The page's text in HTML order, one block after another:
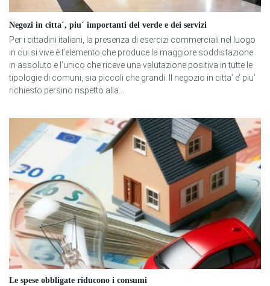
Negozi in citta´, piu´ importanti del verde e dei servizi
Per i cittadini italiani, la presenza di esercizi commerciali nel luogo
in cui si vive è l’elemento che produce la maggiore soddisfazione
in assoluto e l’unico che riceve una valutazione positiva in tutte le
tipologie di comuni, sia piccoli che grandi. Il negozio in citta’ e’ piu’
richiesto persino rispetto alla...
Le spese obbligate riducono i consumi